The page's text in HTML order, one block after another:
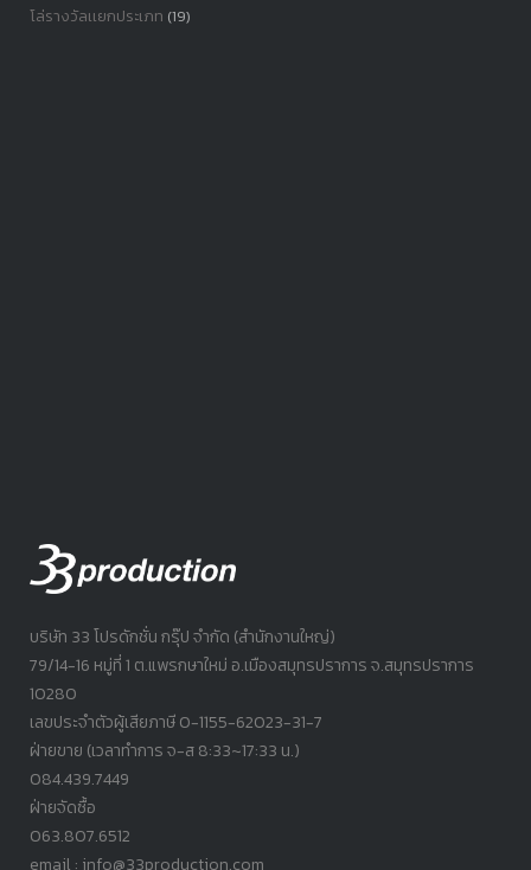
โล่รางวัลเเยกประเภท (19)
บริษัท 33 โปรดักชั่น กรุ๊ป จำกัด (สำนักงานใหญ่)
79/14-16 หมู่ที่ 1 ต.แพรกษาใหม่ อ.เมืองสมุทรปราการ จ.สมุทรปราการ
10280
เลขประจำตัวผู้เสียภาษี 0-1155-62023-31-7
ฝ่ายขาย (เวลาทำการ จ-ส 8:33~17:33 น.)
084.439.7449
ฝ่ายจัดซื้อ
063.807.6512
email : info@33production.com